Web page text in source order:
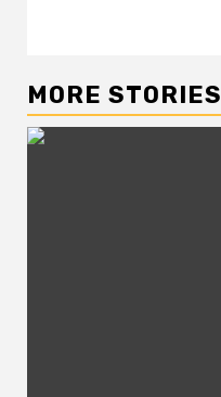
MORE STORIES